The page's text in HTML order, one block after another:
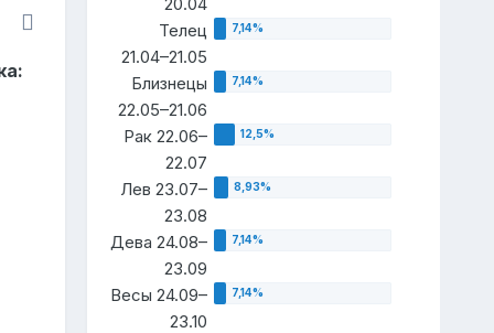
Телец
21.04–21.05
Близнецы
22.05–21.06
Рак 22.06–
22.07
Лев 23.07–
23.08
Дева 24.08–
23.09
Весы 24.09–
23.10